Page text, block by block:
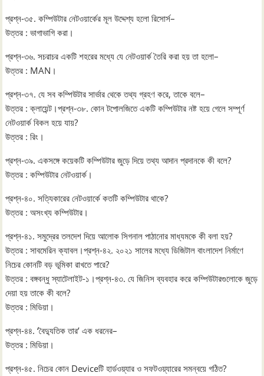
প্রশ্ন-৩৫. কম্পিউটার নেটওয়ার্কের মূল উদ্দেশ্য হলো রিসোর্স–
উত্তর : ভাগাভাগি করা।
প্রশ্ন-৩৬. সচরাচর একটি শহরের মধ্যে যে নেটওয়ার্ক তৈরি করা হয় তা হলো–
উত্তর : MAN।
প্রশ্ন-৩৭. যে সব কম্পিউটার সার্ভার থেকে তথ্য গ্রহণ করে, তাকে বলে–
উত্তর : ক্লায়েন্ট।প্রশ্ন-৩৮. কোন টপোলজিতে একটি কম্পিউটার নষ্ট হয়ে গেলে সম্পূর্ণ
নেটওয়ার্ক বিকল হয়ে যায়?
উত্তর : রিং।
প্রশ্ন-৩৯. একসঙ্গে কয়েকটি কম্পিউটার জুড়ে দিয়ে তথ্য আদান প্রদানকে কী বলে?
উত্তর : কম্পিউটার নেটওয়ার্ক।
প্রশ্ন-৪০. সত্যিকারের নেটওয়ার্কে কতটি কম্পিউটার থাকে?
উত্তর : অসংখ্য কম্পিউটার।
প্রশ্ন-৪১. সমুদ্রের তলদেশ দিয়ে আলোক সিগনাল পাঠানোর মাধ্যমকে কী বলা হয়?
উত্তর : সাবমেরিন ক্যাবল।প্রশ্ন-৪২. ২০২১ সালের মধ্যে ডিজিটাল বাংলাদেশ নির্মাণে
নিচের কোনটি বড় ভূমিকা রাখতে পারে?
উত্তর : বঙ্গবন্ধু স্যাটেলাইট-১।প্রশ্ন-৪৩. যে জিনিস ব্যবহার করে কম্পিউটারগুলোকে জুড়ে
দেয়া হয় তাকে কী বলে?
উত্তর : মিডিয়া।
প্রশ্ন-৪৪. ‘বৈদ্যুতিক তার’ এক ধরনের–
উত্তর : মিডিয়া।
প্রশ্ন-৪৫. নিচের কোন Deviceটি হার্ডওয়্যার ও সফটওয়্যারের সমন্বয়ে গঠিত?